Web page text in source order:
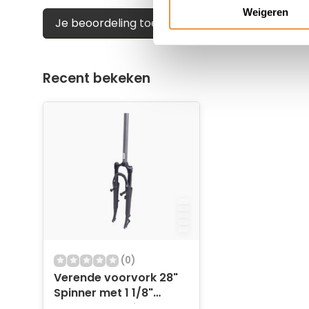
Weigeren
Je beoordeling toevoegen
Recent bekeken
(0)
Verende voorvork 28"
Spinner met 1 1/8"